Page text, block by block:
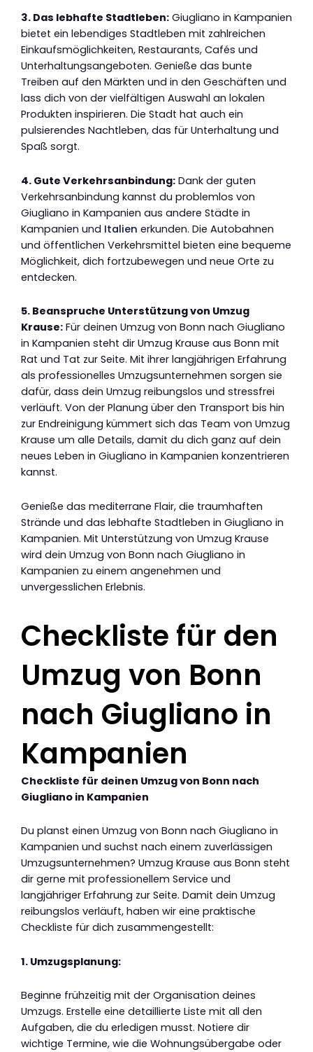
3. Das lebhafte Stadtleben: Giugliano in Kampanien
bietet ein lebendiges Stadtleben mit zahlreichen
Einkaufsmöglichkeiten, Restaurants, Cafés und
Unterhaltungsangeboten. Genieße das bunte
Treiben auf den Märkten und in den Geschäften und
lass dich von der vielfältigen Auswahl an lokalen
Produkten inspirieren. Die Stadt hat auch ein
pulsierendes Nachtleben, das für Unterhaltung und
Spaß sorgt.
4. Gute Verkehrsanbindung: Dank der guten
Verkehrsanbindung kannst du problemlos von
Giugliano in Kampanien aus andere Städte in
Kampanien und Italien erkunden. Die Autobahnen
und öffentlichen Verkehrsmittel bieten eine bequeme
Möglichkeit, dich fortzubewegen und neue Orte zu
entdecken.
5. Beanspruche Unterstützung von Umzug
Krause: Für deinen Umzug von Bonn nach Giugliano
in Kampanien steht dir Umzug Krause aus Bonn mit
Rat und Tat zur Seite. Mit ihrer langjährigen Erfahrung
als professionelles Umzugsunternehmen sorgen sie
dafür, dass dein Umzug reibungslos und stressfrei
verläuft. Von der Planung über den Transport bis hin
zur Endreinigung kümmert sich das Team von Umzug
Krause um alle Details, damit du dich ganz auf dein
neues Leben in Giugliano in Kampanien konzentrieren
kannst.
Genieße das mediterrane Flair, die traumhaften
Strände und das lebhafte Stadtleben in Giugliano in
Kampanien. Mit Unterstützung von Umzug Krause
wird dein Umzug von Bonn nach Giugliano in
Kampanien zu einem angenehmen und
unvergesslichen Erlebnis.
Checkliste für den
Umzug von Bonn
nach Giugliano in
Kampanien
Checkliste für deinen Umzug von Bonn nach
Giugliano in Kampanien
Du planst einen Umzug von Bonn nach Giugliano in
Kampanien und suchst nach einem zuverlässigen
Umzugsunternehmen? Umzug Krause aus Bonn steht
dir gerne mit professionellem Service und
langjähriger Erfahrung zur Seite. Damit dein Umzug
reibungslos verläuft, haben wir eine praktische
Checkliste für dich zusammengestellt:
1. Umzugsplanung:
Beginne frühzeitig mit der Organisation deines
Umzugs. Erstelle eine detaillierte Liste mit all den
Aufgaben, die du erledigen musst. Notiere dir
wichtige Termine, wie die Wohnungsübergabe oder